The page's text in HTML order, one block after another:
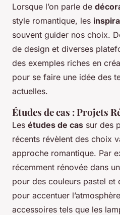
Lorsque l’on parle de
style romantique, les
souvent guider nos choix.
de design et diverses
des exemples riches en
pour se faire une idée des
actuelles.
Études de cas : Projets
Les études de cas sur des
récents révèlent des choix
approche romantique. Par
récemment rénovée dans
pour des couleurs pastel et
pour accentuer
accessoires tels que les